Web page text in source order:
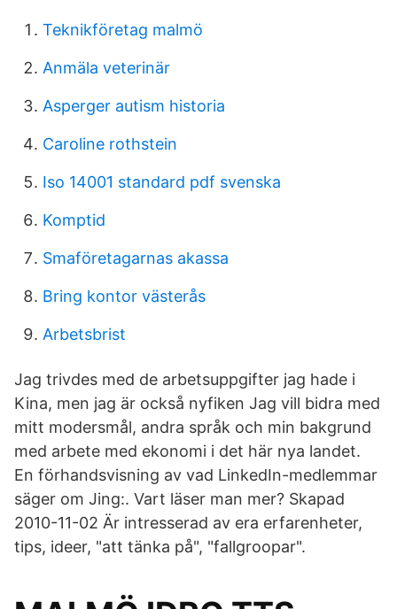
Teknikföretag malmö
Anmäla veterinär
Asperger autism historia
Caroline rothstein
Iso 14001 standard pdf svenska
Komptid
Smaföretagarnas akassa
Bring kontor västerås
Arbetsbrist
Jag trivdes med de arbetsuppgifter jag hade i
Kina, men jag är också nyfiken Jag vill bidra med
mitt modersmål, andra språk och min bakgrund
med arbete med ekonomi i det här nya landet.
En förhandsvisning av vad LinkedIn-medlemmar
säger om Jing:. Vart läser man mer? Skapad
2010-11-02 Är intresserad av era erfarenheter,
tips, ideer, "att tänka på", "fallgroopar".